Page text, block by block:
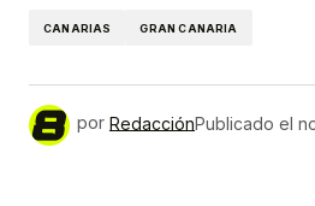
CANARIAS GRAN CANARIA
por RedacciónPublicado el